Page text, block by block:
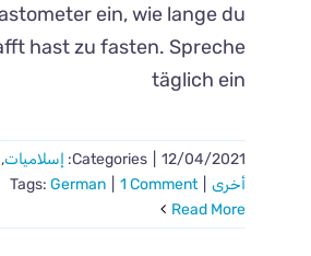
ein, wie lange du
hast zu fasten. Spreche
täglich ein
12/04/2021
Categories: إسلاميات,
أخرى
Tags: German
1 Comment
Read More